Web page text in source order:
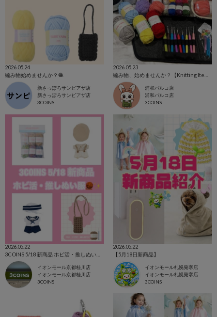
2026.05.24
編み物始めませんか？🧶
新さっぽろサンピアザ店
新さっぽろサンピアザ店
3COINS
2026.05.23
浦和パルコ店
浦和パルコ店
3COINS
2026.05.22
イオンモール京都桂川店
イオンモール京都桂川店
3COINS
2026.05.22
【5月18日新商品】
イオンモール札幌発寒店
イオンモール札幌発寒店
3COINS